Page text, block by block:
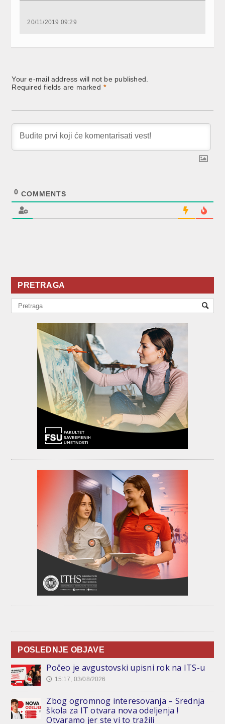
20/11/2019 09:29
Your e-mail address will not be published.
Required fields are marked *
0 COMMENTS
PRETRAGA
POSLEDNJE OBJAVE
Počeo je avgustovski upisni rok na ITS-u
🕔 15:17, 03/08/2026
Zbog ogromnog interesovanja – Srednja
škola za IT otvara nova odeljenja !
Otvaramo jer ste vi to tražili